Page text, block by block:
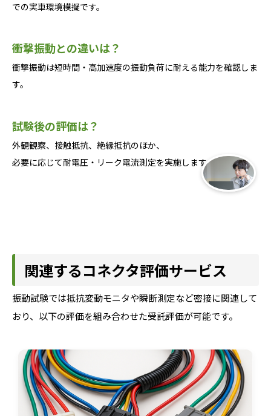
での実車環境模擬です。
衝撃振動との違いは？
衝撃振動は短時間・高加速度の振動負荷に耐える能力を確認しま
す。
試験後の評価は？
外観観察、接触抵抗、絶縁抵抗のほか、
必要に応じて耐電圧・リーク電流測定を実施します。
関連するコネクタ評価サービス
振動試験では抵抗変動モニタや瞬断測定など密接に関連して
おり、以下の評価を組み合わせた受託評価が可能です。